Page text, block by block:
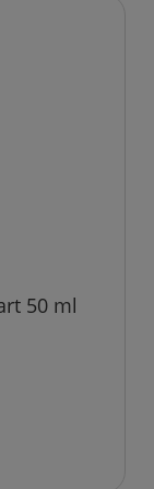
50 ml